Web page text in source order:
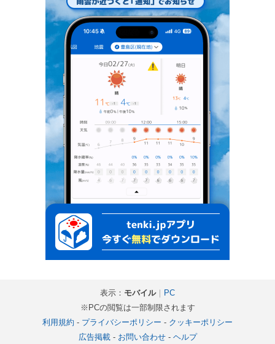
表示： モバイル｜ PC
※PCの閲覧は一部制限されます
利用規約 - プライバシーポリシー - クッキーポリシー
広告掲載- お問い合わせ- ヘルプ